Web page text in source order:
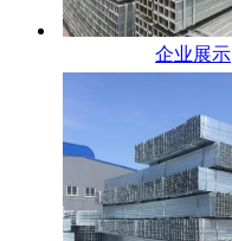
企业展示